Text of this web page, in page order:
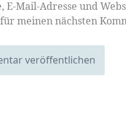
E-Mail-Adresse und
meinen nächsten